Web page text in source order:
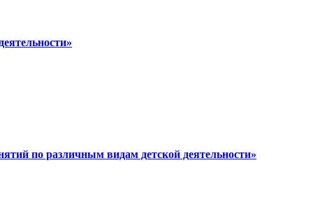
по различным видам детской деятельности»